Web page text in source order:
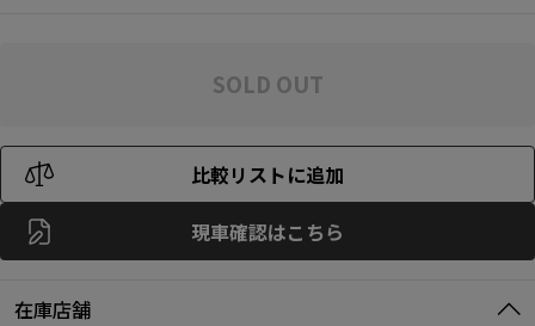
SOLD OUT
比較リストに追加
現車確認はこちら
在庫店舗